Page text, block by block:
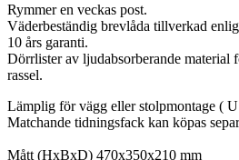
Rymmer en veckas post.
Väderbeständig brevlåda tillverkad
10 års garanti.
Dörrlister av ljudabsorberande material
rassel.
Lämplig för vägg eller stolpmontage (
Matchande tidningsfack kan köpas
Mått (HxBxD) 470x350x210 mm